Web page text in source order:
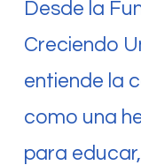
Desde la
Creciendo
entiende la
como una
para